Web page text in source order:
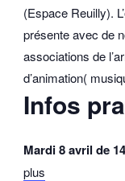
(Espace Reuilly).
présente avec de
associations de
d’animation(
Infos
Mardi 8 avril de
plus